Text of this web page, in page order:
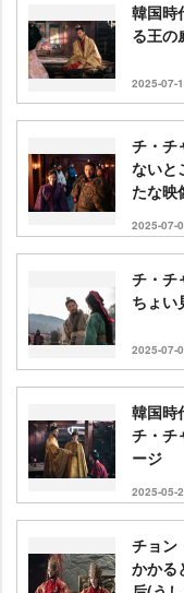
韓国時
る王の
2025-07-
チ・チ
ないと
たな映
2025-07-
チ・チ
ちょい
2025-07-
韓国時
チ・チ
ージ
2025-05-
チョン
かかる